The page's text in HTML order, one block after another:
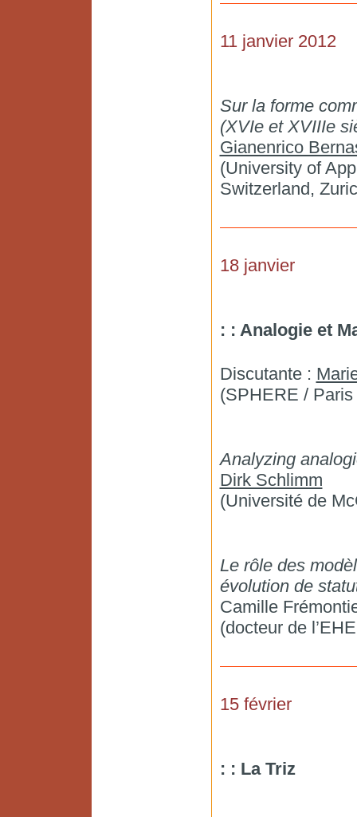
11 janvier 2012
Sur la forme
(XVIe et XVIIIe
Gianenrico
(University of
Switzerland,
18 janvier
: : Analogie et
Discutante :
(SPHERE / Paris
Analyzing
Dirk Schlimm
(Université de
Le rôle des
évolution de
Camille
(docteur de
15 février
: : La Triz